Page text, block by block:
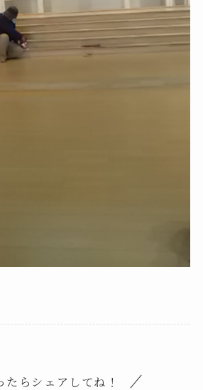
たらシェアしてね！